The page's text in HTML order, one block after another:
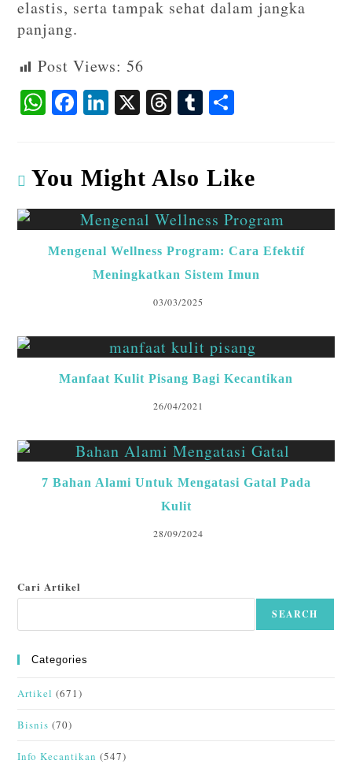
elastis, serta tampak sehat dalam jangka
panjang.
Post Views: 56
W
ha
A
p
p
F
ac
o
o
k
Li
n
dI
n
X T
hr
ds
T
u
bl
r
You Might Also Like
Mengenal Wellness Program: Cara Efektif
Meningkatkan Sistem Imun
03/03/2025
Manfaat Kulit Pisang Bagi Kecantikan
26/04/2021
7 Bahan Alami Untuk Mengatasi Gatal Pada
Kulit
28/09/2024
Cari Artikel
SEARCH
Categories
Artikel (671)
Bisnis (70)
Info Kecantikan (547)